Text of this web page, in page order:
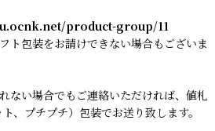
product-group/11
ト包装をお請けできない場合もございま
ない場合でもご連絡いただければ、値札
、プチプチ）包装でお送り致します。